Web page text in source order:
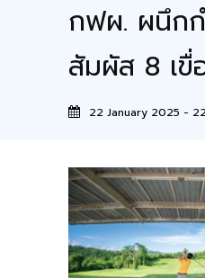
กฟผ. ผนึก
สัมผัส 8 เขื่
22 January 2025 -